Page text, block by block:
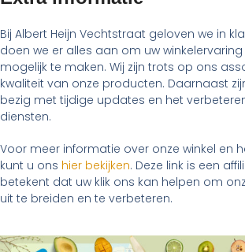
Bij Albert Heijn Vechtstraat geloven we in
doen we er alles aan om uw
mogelijk te maken. Wij zijn trots op ons
kwaliteit van onze producten. Daarnaast
bezig met tijdige updates en het
diensten.
Voor meer informatie over onze winkel en
kunt u ons hier bekijken. Deze link is een
betekent dat uw klik ons kan helpen om
uit te breiden en te verbeteren.